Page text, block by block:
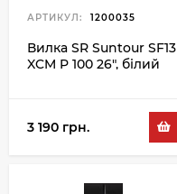
АРТИКУЛ: 1200035
Вилка SR Suntour SF13
XCM P 100 26", білий
3 190 грн.